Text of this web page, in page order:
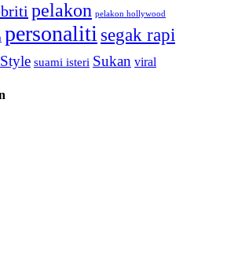
pelakon pelakon hollywood
personaliti segak rapi
Style suami isteri Sukan viral